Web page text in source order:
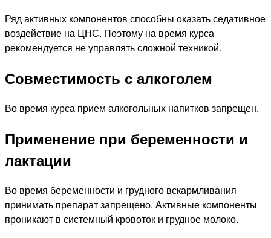
Ряд активных компонентов способны оказать седативное
воздействие на ЦНС. Поэтому на время курса
рекомендуется не управлять сложной техникой.
Совместимость с алкоголем
Во время курса прием алкогольных напитков запрещен.
Применение при беременности и
лактации
Во время беременности и грудного вскармливания
принимать препарат запрещено. Активные компоненты
проникают в системный кровоток и грудное молоко.